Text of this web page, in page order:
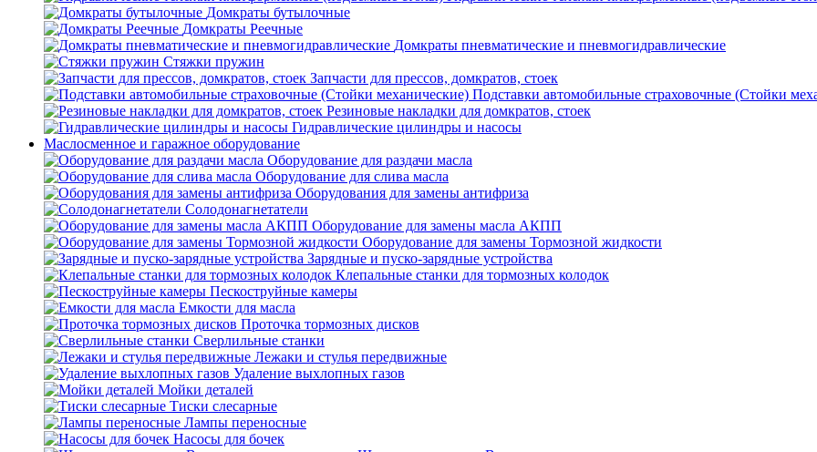
Домкраты бутылочные
Домкраты Реечные
Домкраты пневматические и пневмогидравлические
Стяжки пружин
Запчасти для прессов, домкратов, стоек
Подставки автомобильные страховочные (Стойки
Резиновые накладки для домкратов, стоек
Гидравлические цилиндры и насосы
Маслосменное и гаражное оборудование
Оборудование для раздачи масла
Оборудование для слива масла
Оборудования для замены антифриза
Солодонагнетатели
Оборудование для замены масла АКПП
Оборудование для замены Тормозной жидкости
Зарядные и пуско-зарядные устройства
Клепальные станки для тормозных колодок
Пескоструйные камеры
Емкости для масла
Проточка тормозных дисков
Сверлильные станки
Лежаки и стулья передвижные
Удаление выхлопных газов
Мойки деталей
Тиски слесарные
Лампы переносные
Насосы для бочек